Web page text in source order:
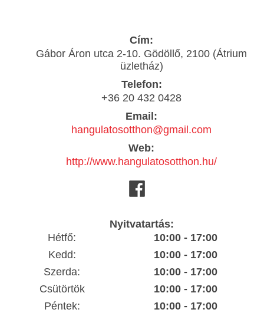
Cím:
Gábor Áron utca 2-10. Gödöllő, 2100 (Átrium
üzletház)
Telefon:
+36 20 432 0428
Email:
hangulatosotthon@gmail.com
Web:
http://www.hangulatosotthon.hu/
Nyitvatartás:
Hétfő:
10:00 - 17:00
Kedd:
10:00 - 17:00
Szerda:
10:00 - 17:00
Csütörtök
10:00 - 17:00
Péntek:
10:00 - 17:00